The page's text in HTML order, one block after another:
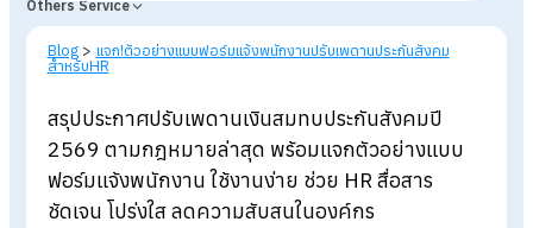
Others Service